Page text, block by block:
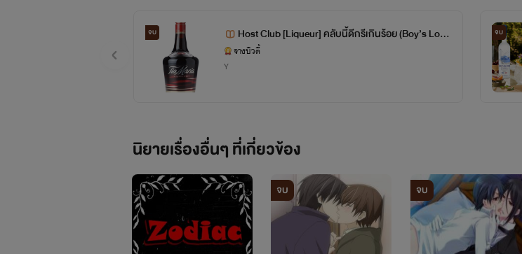
●~● จางบิวตี้ ●~●
จบ
Host Club [Liqueur] คลับนี้ดีกรีเกินร้อย (Boy’s Lov
e) END
จางบิวตี้
Y
จบ
นิยายเรื่องอื่นๆ ที่เกี่ยวข้อง
จบ จบ